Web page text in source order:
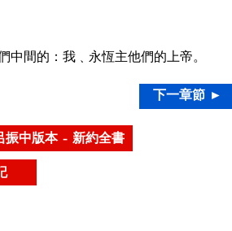
間的：我﹑永恆主他們的上帝。
下一章節 ►
振中版本 – 新約全書